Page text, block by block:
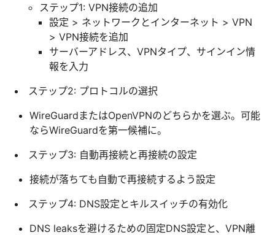
ステップ1: VPN接続の追加
設定 > ネットワークとインターネット > VPN
> VPN接続を追加
サーバーアドレス、VPNタイプ、サインイン情
報を入力
ステップ2: プロトコルの選択
WireGuardまたはOpenVPNのどちらかを選ぶ。可能
ならWireGuardを第一候補に。
ステップ3: 自動再接続と再接続の設定
接続が落ちても自動で再接続するよう設定
ステップ4: DNS設定とキルスイッチの有効化
DNS leaksを避けるための固定DNS設定と、VPN離